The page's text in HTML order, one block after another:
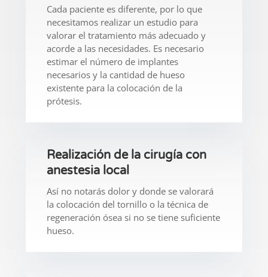
Cada paciente es diferente, por lo que
necesitamos realizar un estudio para
valorar el tratamiento más adecuado y
acorde a las necesidades. Es necesario
estimar el número de implantes
necesarios y la cantidad de hueso
existente para la colocación de la
prótesis.
Realización de la cirugía con
anestesia local
Así no notarás dolor y donde se valorará
la colocación del tornillo o la técnica de
regeneración ósea si no se tiene suficiente
hueso.